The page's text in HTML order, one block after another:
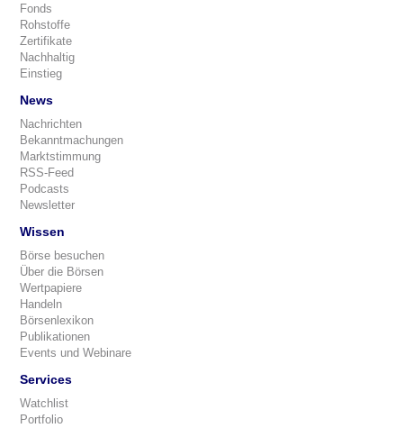
Fonds
Rohstoffe
Zertifikate
Nachhaltig
Einstieg
News
Nachrichten
Bekanntmachungen
Marktstimmung
RSS-Feed
Podcasts
Newsletter
Wissen
Börse besuchen
Über die Börsen
Wertpapiere
Handeln
Börsenlexikon
Publikationen
Events und Webinare
Services
Watchlist
Portfolio